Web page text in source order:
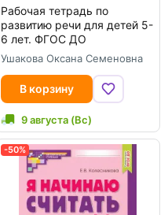
Рабочая тетрадь по
развитию речи для детей 5-
6 лет. ФГОС ДО
Ушакова Оксана Семеновна
В корзину
9 августа (Вс)
-50%